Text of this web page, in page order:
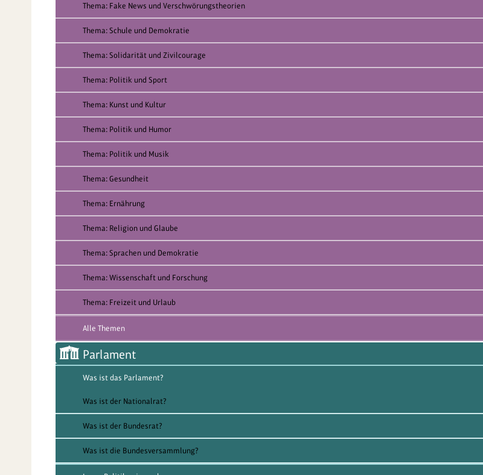
Thema: Fake News und Verschwörungstheorien
Thema: Schule und Demokratie
Thema: Solidarität und Zivilcourage
Thema: Politik und Sport
Thema: Kunst und Kultur
Thema: Politik und Humor
Thema: Politik und Musik
Thema: Gesundheit
Thema: Ernährung
Thema: Religion und Glaube
Thema: Sprachen und Demokratie
Thema: Wissenschaft und Forschung
Thema: Freizeit und Urlaub
Alle Themen
Parlament
Was ist das Parlament?
Was ist der Nationalrat?
Was ist der Bundesrat?
Was ist die Bundesversammlung?